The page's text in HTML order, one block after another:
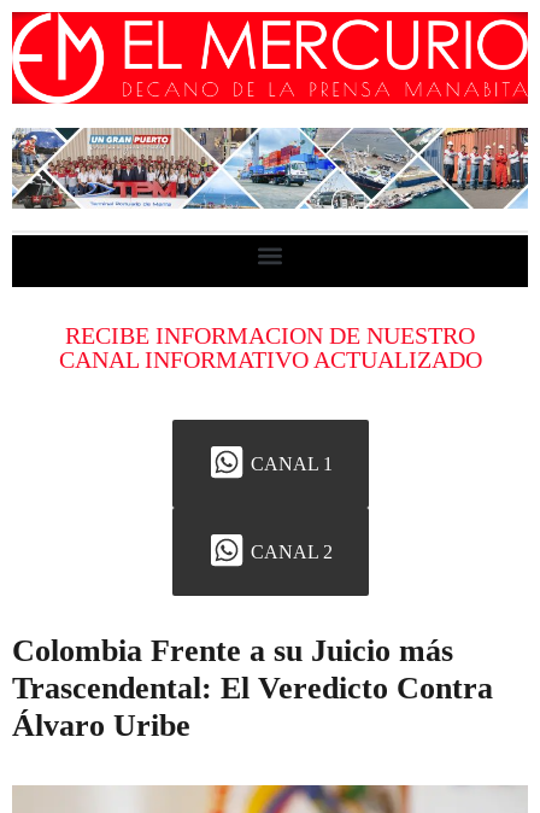
RECIBE INFORMACION DE NUESTRO
CANAL INFORMATIVO ACTUALIZADO
CANAL 1
CANAL 2
Colombia Frente a su Juicio más
Trascendental: El Veredicto Contra
Álvaro Uribe